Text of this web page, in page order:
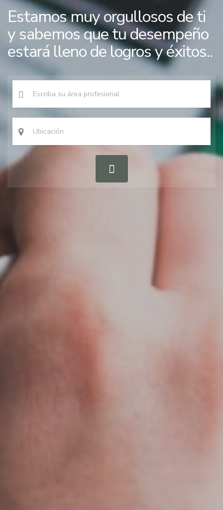
Estamos muy orgullosos de ti
y sabemos que tu desempeño
estará lleno de logros y éxitos..